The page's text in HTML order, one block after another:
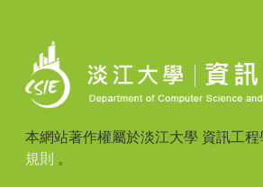
本網站著作權屬於淡江大學 資訊工
規則 。